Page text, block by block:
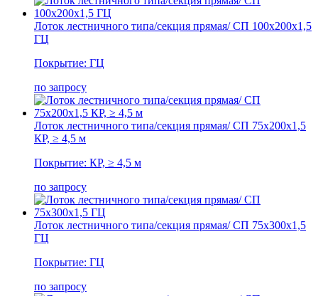
Лоток лестничного типа/секция прямая/ СП 100х200х1,5
ГЦ
Покрытие: ГЦ
по запросу
Лоток лестничного типа/секция прямая/ СП 75х200х1,5
КР, ≥ 4,5 м
Покрытие: КР, ≥ 4,5 м
по запросу
Лоток лестничного типа/секция прямая/ СП 75х300х1,5
ГЦ
Покрытие: ГЦ
по запросу